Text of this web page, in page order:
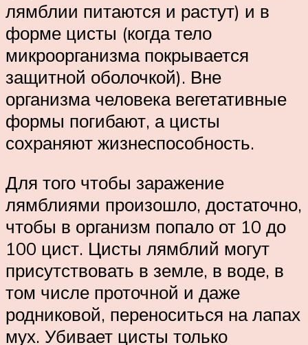
лямблии питаются и растут) и в
форме цисты (когда тело
микроорганизма покрывается
защитной оболочкой). Вне
организма человека вегетативные
формы погибают, а цисты
сохраняют жизнеспособность.
Для того чтобы заражение
лямблиями произошло, достаточно,
чтобы в организм попало от 10 до
100 цист. Цисты лямблий могут
присутствовать в земле, в воде, в
том числе проточной и даже
родниковой, переноситься на лапах
мух. Убивает цисты только